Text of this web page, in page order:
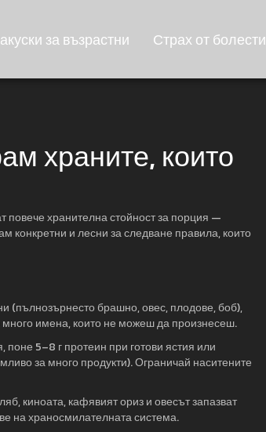
за възрастни Страх от болести
храните, които
повече хранителна стойност за порция —
конкретни и лесни за следване правила, които
(пълнозърнесто брашно, овес, плодове, боб),
много имена, които не можеш да произнесеш.
5–8 г протеин при готови ястия или
за много продукти). Ограничай наситените
киноата, кафявият ориз и овесът запазват
на храносмилателната система.